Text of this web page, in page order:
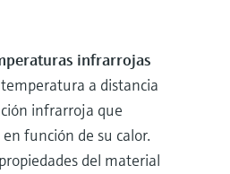
infrarrojas
a distancia
infrarroja que
función de su calor.
del material